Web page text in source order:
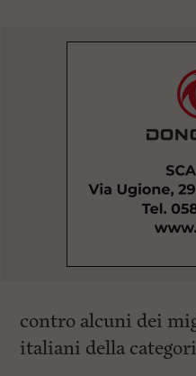
contro alcuni dei
italiani della